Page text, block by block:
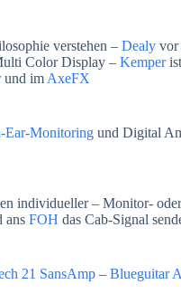
verstehen – Dealy vor
Color Display – Kemper
und im AxeFX
Ear-Monitoring und Digital
individueller – Monitor-
ans FOH das Cab-Signal
21 SansAmp – Blueguitar